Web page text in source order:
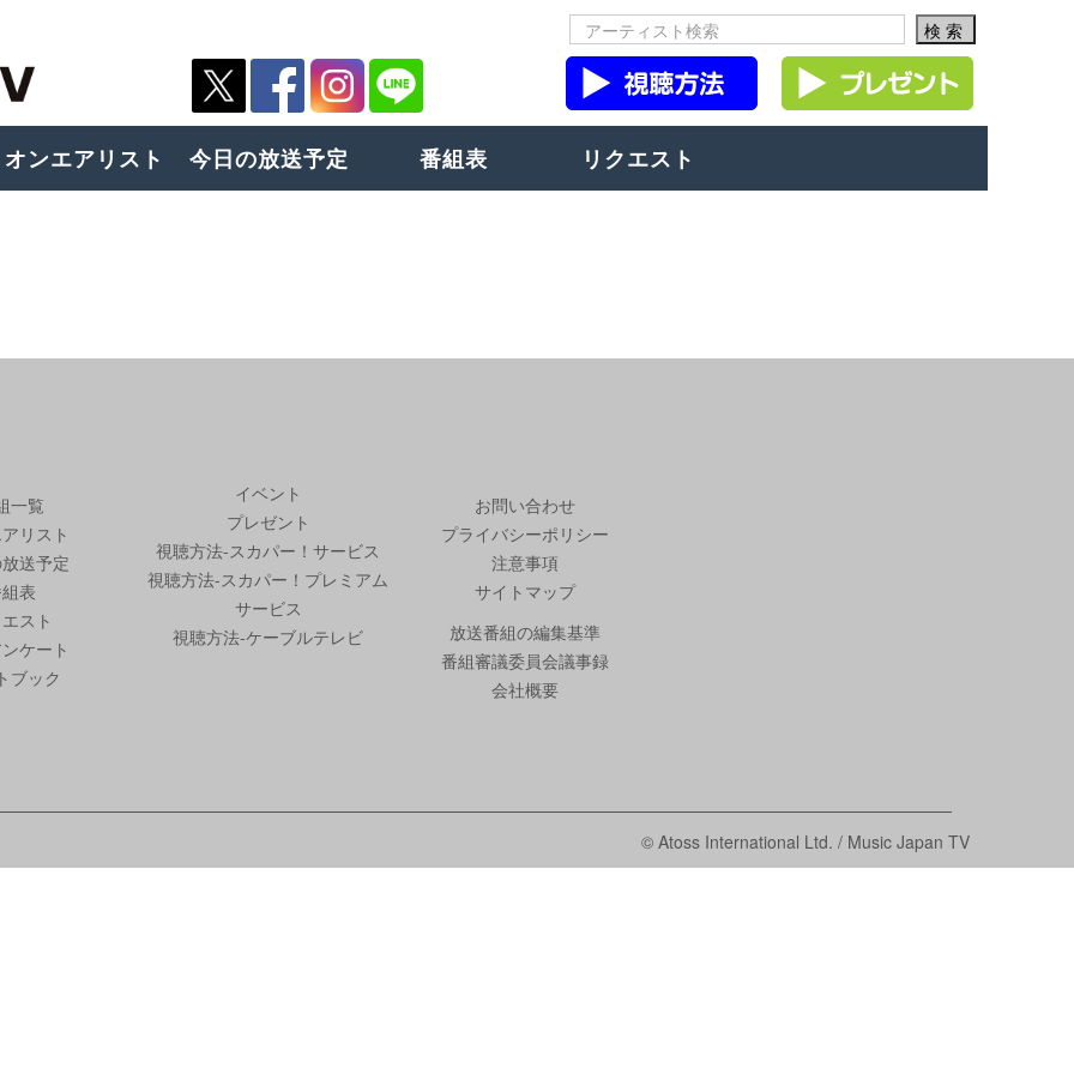
オンエアリスト 今日の放送予定 番組表 リクエスト
一覧
リスト
送予定
表
スト
ケート
ブック
イベント
プレゼント
視聴方法-スカパー！サービス
視聴方法-スカパー！プレミアム
サービス
視聴方法-ケーブルテレビ
お問い合わせ
プライバシーポリシー
注意事項
サイトマップ
放送番組の編集基準
番組審議委員会議事録
会社概要
© Atoss International Ltd. / Music Japan TV